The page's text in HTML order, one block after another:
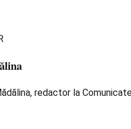
redactor la